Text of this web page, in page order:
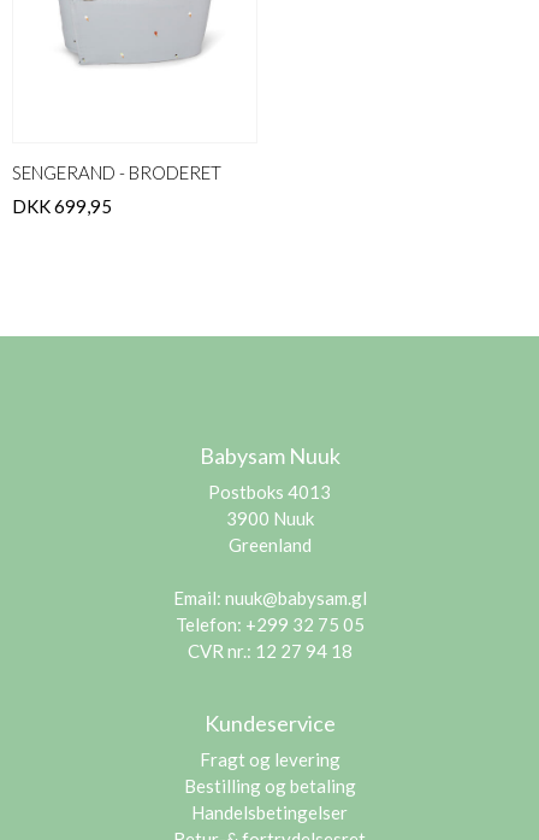
SENGERAND - BRODERET
DKK 699,95
Babysam Nuuk
Postboks 4013
3900 Nuuk
Greenland
Email: nuuk@babysam.gl
Telefon: +299 32 75 05
CVR nr.: 12 27 94 18
Kundeservice
Fragt og levering
Bestilling og betaling
Handelsbetingelser